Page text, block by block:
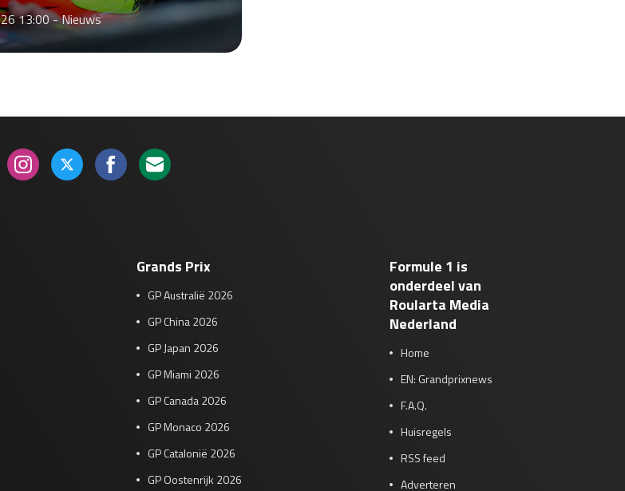
13:00 -Nieuws
Grands Prix
GP Australië 2026
GP China 2026
GP Japan 2026
GP Miami 2026
GP Canada 2026
GP Monaco 2026
GP Catalonië 2026
GP Oostenrijk 2026
Formule 1 is
onderdeel van
Roularta Media
Nederland
Home
EN: Grandprixnews
F.A.Q.
Huisregels
RSS feed
Adverteren